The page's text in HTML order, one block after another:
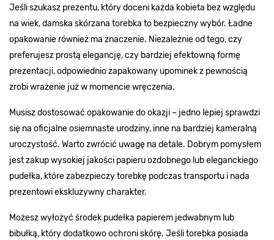
Jeśli szukasz prezentu, który doceni każda kobieta bez względu
na wiek, damska skórzana torebka to bezpieczny wybór. Ładne
opakowanie również ma znaczenie. Niezależnie od tego, czy
preferujesz prostą elegancję, czy bardziej efektowną formę
prezentacji, odpowiednio zapakowany upominek z pewnością
zrobi wrażenie już w momencie wręczenia.
Musisz dostosować opakowanie do okazji – jedno lepiej sprawdzi
się na oficjalne osiemnaste urodziny, inne na bardziej kameralną
uroczystość. Warto zwrócić uwagę na detale. Dobrym pomysłem
jest zakup wysokiej jakości papieru ozdobnego lub eleganckiego
pudełka, które zabezpieczy torebkę podczas transportu i nada
prezentowi ekskluzywny charakter.
Możesz wyłożyć środek pudełka papierem jedwabnym lub
bibułką, który dodatkowo ochroni skórę. Jeśli torebka posiada